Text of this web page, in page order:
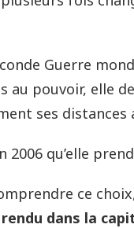
Guerre
au pouvoir, elle
ses distances
2006 qu’elle
ce
rendu dans la